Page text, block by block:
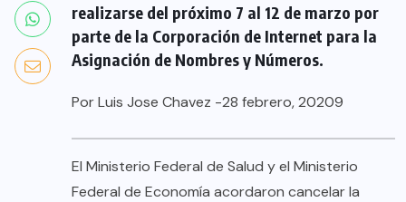
realizarse del próximo 7 al 12 de marzo por
parte de la Corporación de Internet para la
Asignación de Nombres y Números.
PorLuis Jose Chavez -28 febrero, 20209
El Ministerio Federal de Salud y el Ministerio
Federal de Economía acordaron cancelar la